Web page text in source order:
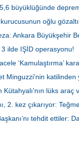
çeken
büyüklüğünde
oğlu
Ankara Büyükşehir
3 ilde IŞİD operasyonu!
‘Kamulaştırma’
Minguzzi'nin katilinden
Kütahyalı'nın lüks
2. kez çıkarıyor:
tehdit ettiler: